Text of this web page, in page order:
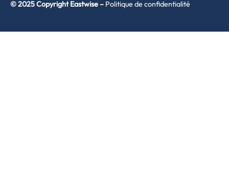
© 2025 Copyright Eastwise – Politique de confidentialité